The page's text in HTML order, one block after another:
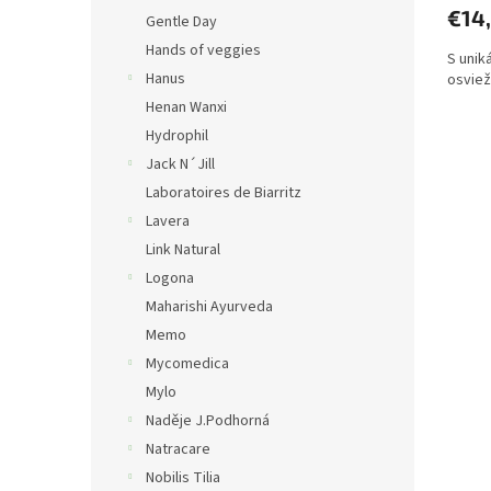
Gentle Day
Hands of veggies
Hanus
Henan Wanxi
Hydrophil
Jack N´Jill
Laboratoires de Biarritz
Lavera
Link Natural
Logona
Maharishi Ayurveda
Memo
Mycomedica
Mylo
Naděje J.Podhorná
Natracare
Nobilis Tilia
S